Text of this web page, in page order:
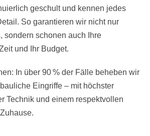
geschult und kennen jedes
So garantieren wir nicht nur
sondern schonen auch Ihre
und Ihr Budget.
In über 90 % der Fälle beheben wir
Eingriffe – mit höchster
Technik und einem respektvollen